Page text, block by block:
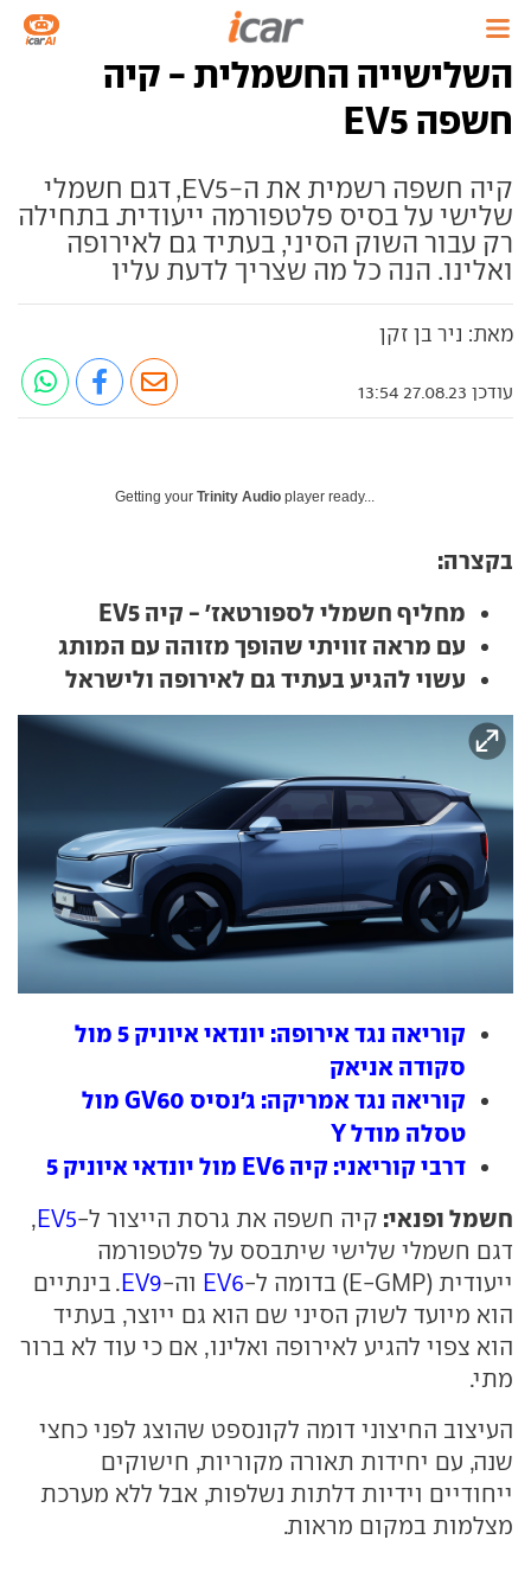
השלישייה החשמלית - קיה
חשפה EV5
קיה חשפה רשמית את ה-EV5, דגם חשמלי
שלישי על בסיס פלטפורמה ייעודית. בתחילה
רק עבור השוק הסיני, בעתיד גם לאירופה
ואלינו. הנה כל מה שצריך לדעת עליו
מאת: ניר בן זקן
עודכן 27.08.23 13:54
Getting your Trinity Audio player ready...
בקצרה:
מחליף חשמלי לספורטאז' - קיה EV5
עם מראה זוויתי שהופך מזוהה עם המותג
עשוי להגיע בעתיד גם לאירופה ולישראל
קוריאה נגד אירופה: יונדאי איוניק 5 מול
סקודה אניאק
קוריאה נגד אמריקה: ג'נסיס GV60 מול
טסלה מודל Y
דרבי קוריאני: קיה EV6 מול יונדאי איוניק 5
חשמל ופנאי: קיה חשפה את גרסת הייצור ל-EV5
,
דגם חשמלי שלישי שיתבסס על פלטפורמה
ייעודית (E-GMP) בדומה ל-
EV6 וה-EV9. בינתיים
הוא מיועד לשוק הסיני שם הוא גם ייוצר, בעתיד
הוא צפוי להגיע לאירופה ואלינו, אם כי עוד לא ברור
מתי.
העיצוב החיצוני דומה לקונספט שהוצג לפני כחצי
שנה, עם יחידות תאורה מקוריות, חישוקים
ייחודיים וידיות דלתות נשלפות, אבל ללא מערכת
מצלמות במקום מראות.